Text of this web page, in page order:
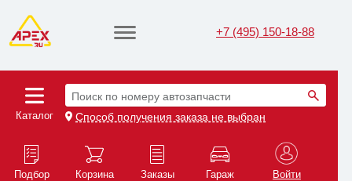
+7 (495) 150-18-88
Каталог
Поиск по номеру автозапчасти
Способ получения заказа не выбран
Подбор Корзина Заказы Гараж Войти